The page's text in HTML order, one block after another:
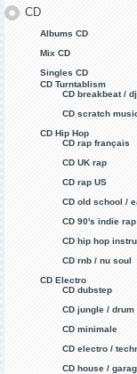
CD
Albums CD
Mix CD
Singles CD
CD Turntablism
CD breakbeat /
CD scratch
CD Hip Hop
CD rap français
CD UK rap
CD rap US
CD old school /
CD 90's indie rap
CD hip hop
CD rnb / nu soul
CD Electro
CD dubstep
CD jungle / drum
CD minimale
CD electro /
CD house /